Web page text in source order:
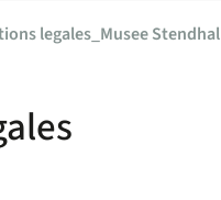
legales_Musee Stendhal